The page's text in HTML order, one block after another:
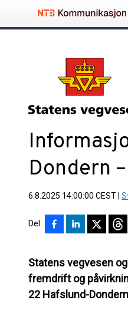
Dondern
6.8.2025 14:00:00 CEST
Del
Statens vegvesen
fremdrift og
22 Hafslund-